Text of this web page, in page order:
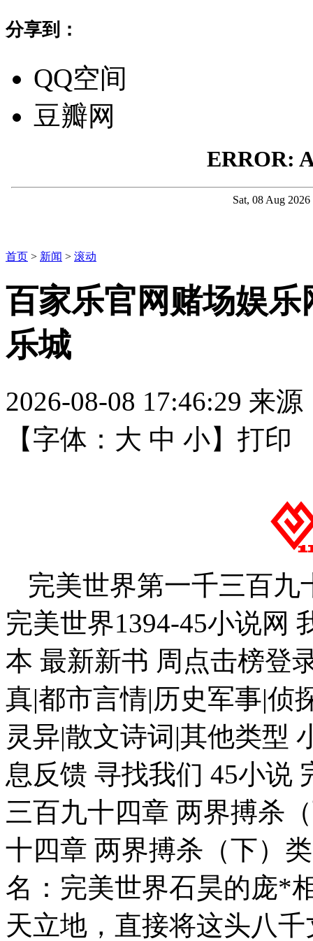
分享到：
QQ空间
豆瓣网
首页 > 新闻 > 滚动
百家乐官网赌场娱
乐城
2026-08-08 17:46:29 来源
【字体： 大 中 小】 打印
完美世界第一千三百
完美世界1394-45小说网
本 最新新书 周点击榜登
真|都市言情|历史军事|侦
灵异|散文诗词|其他类型
息反馈 寻找我们 45小说
三百九十四章 两界搏杀
十四章 两界搏杀（下）
名：完美世界石昊的庞*
天立地，直接将这头八